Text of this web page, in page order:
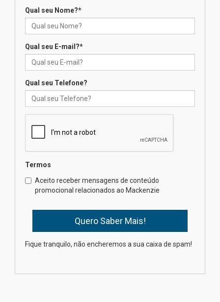
calouros do segundo semestre
Brasília prepara seus
mesmo do Ensino Médio
Como os pais podem investir
na educação dos filhos além da
escola
Transformadora reúne
Qual seu Nome?*
Qual seu E-mail?*
Qual seu Telefone?
Termos
Aceito receber mensagens de conteúdo
promocional relacionados ao Mackenzie
Fique tranquilo, não encheremos a sua caixa de spam!